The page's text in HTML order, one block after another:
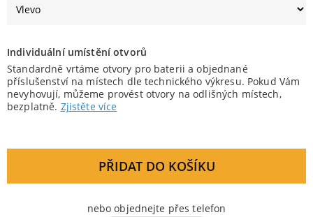
Individuální umístění otvorů
Standardně vrtáme otvory pro baterii a objednané
příslušenství na místech dle technického výkresu. Pokud Vám
nevyhovují, můžeme provést otvory na odlišných místech,
bezplatně. Zjistěte více
PŘIDAT DO KOŠÍKU
nebo objednejte přes telefon